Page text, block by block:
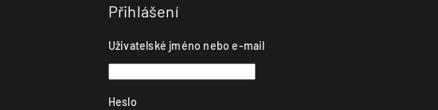
Přihlášení
Uživatelské jméno nebo e-mail
Heslo